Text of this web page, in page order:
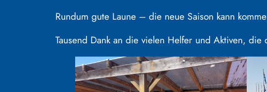
Rundum gute Laune – die neue Saison kann
Tausend Dank an die vielen Helfer und Aktiven,